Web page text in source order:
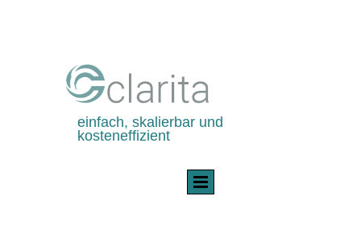
einfach, skalierbar und
kosteneffizient